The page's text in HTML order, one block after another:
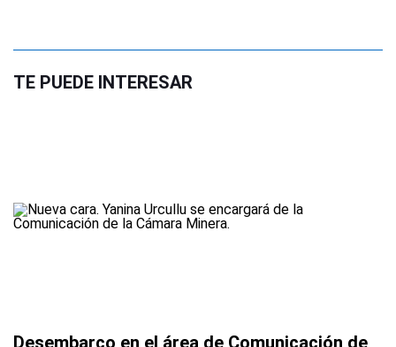
TE PUEDE INTERESAR
Desembarco en el área de Comunicación de